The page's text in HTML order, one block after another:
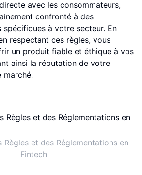
avec les consommateurs,
confronté à des
spécifiques à votre secteur. En
respectant ces règles, vous
un produit fiable et éthique à vos
ainsi la réputation de votre
marché.
Règles et des Réglementations en
Fintech